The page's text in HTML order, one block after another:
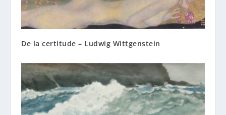
De la certitude – Ludwig Wittgenstein